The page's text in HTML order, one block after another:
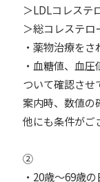
＞LDLコレステ
＞総コレステ
・薬物治療を
・血糖値、血
ついて確認さ
案内時、数値の
他にも条件がご
②
・20歳～69歳